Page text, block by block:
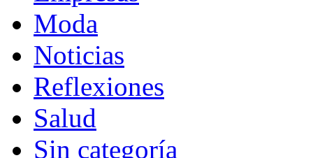
Moda
Noticias
Reflexiones
Salud
Sin categoría